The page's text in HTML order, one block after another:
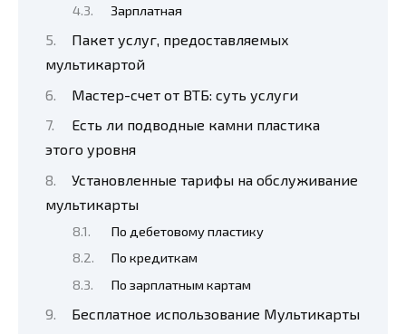
Зарплатная
Пакет услуг, предоставляемых
мультикартой
Мастер-счет от ВТБ: суть услуги
Есть ли подводные камни пластика
этого уровня
Установленные тарифы на обслуживание
мультикарты
По дебетовому пластику
По кредиткам
По зарплатным картам
Бесплатное использование Мультикарты